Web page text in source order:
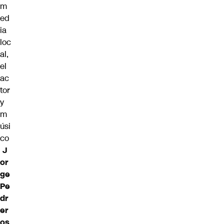
m
ed
ia
loc
al,
el
ac
tor
y
m
úsi
co
J
or
ge
Pe
dr
er